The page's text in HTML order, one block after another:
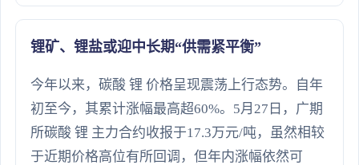
锂矿、锂盐或迎中长期“供需紧平衡”
今年以来，碳酸 锂 价格呈现震荡上行态势。自年
初至今，其累计涨幅最高超60%。5月27日，广期
所碳酸 锂 主力合约收报于17.3万元/吨，虽然相较
于近期价格高位有所回调，但年内涨幅依然可